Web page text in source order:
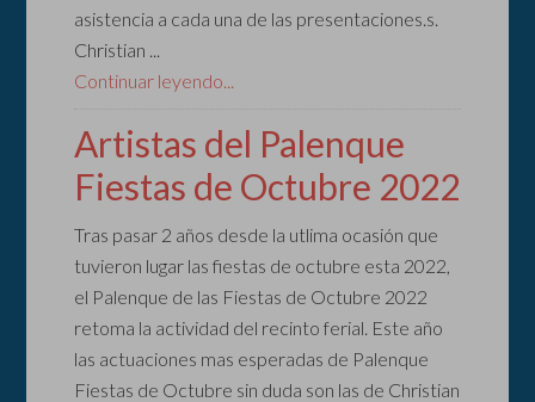
asistencia a cada una de las presentaciones.s.
Christian ...
Continuar leyendo...
Artistas del Palenque
Fiestas de Octubre 2022
Tras pasar 2 años desde la utlima ocasión que
tuvieron lugar las fiestas de octubre esta 2022,
el Palenque de las Fiestas de Octubre 2022
retoma la actividad del recinto ferial. Este año
las actuaciones mas esperadas de Palenque
Fiestas de Octubre sin duda son las de Christian